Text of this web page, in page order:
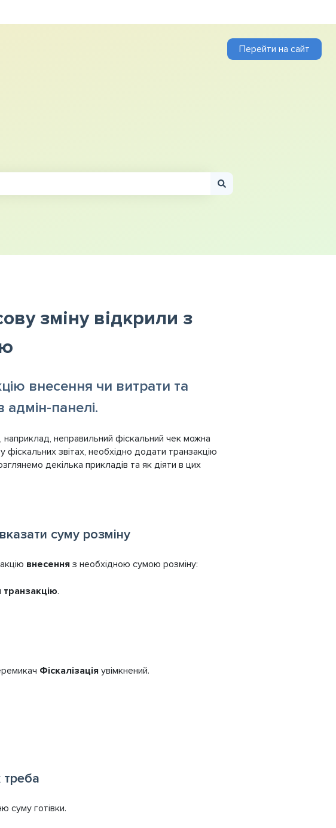
Перейти на сайт
зміну відкрили з
внесення чи витрати та
адмін-панелі.
наприклад, неправильний фіскальний чек можна
звітах, необхідно додати транзакцію
декілька прикладів та як діяти в цих
суму розміну
внесенняз необхідною сумою розміну:
транзакцію.
Фіскалізаціяувімкнений.
суму готівки.